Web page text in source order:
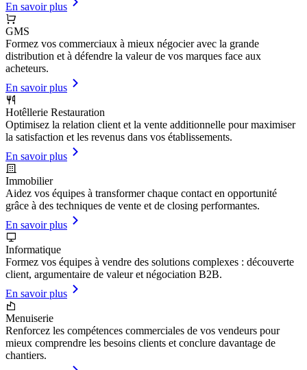
En savoir plus
GMS
Formez vos commerciaux à mieux négocier avec la grande
distribution et à défendre la valeur de vos marques face aux
acheteurs.
En savoir plus
Hotêllerie Restauration
Optimisez la relation client et la vente additionnelle pour maximiser
la satisfaction et les revenus dans vos établissements.
En savoir plus
Immobilier
Aidez vos équipes à transformer chaque contact en opportunité
grâce à des techniques de vente et de closing performantes.
En savoir plus
Informatique
Formez vos équipes à vendre des solutions complexes : découverte
client, argumentaire de valeur et négociation B2B.
En savoir plus
Menuiserie
Renforcez les compétences commerciales de vos vendeurs pour
mieux comprendre les besoins clients et conclure davantage de
chantiers.